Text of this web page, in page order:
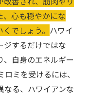
、心も穏やかにな
でしょう。 ハワイ
ジするだけではな
、自身のエネルギー
ミを受けるには、
なる、ハワイアンな